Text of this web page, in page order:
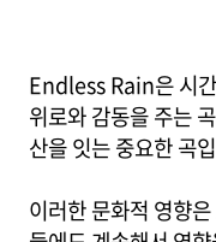
Endless Rain은 시
위로와 감동을 주는
산을 잇는 중요한 곡
이러한 문화적 영향